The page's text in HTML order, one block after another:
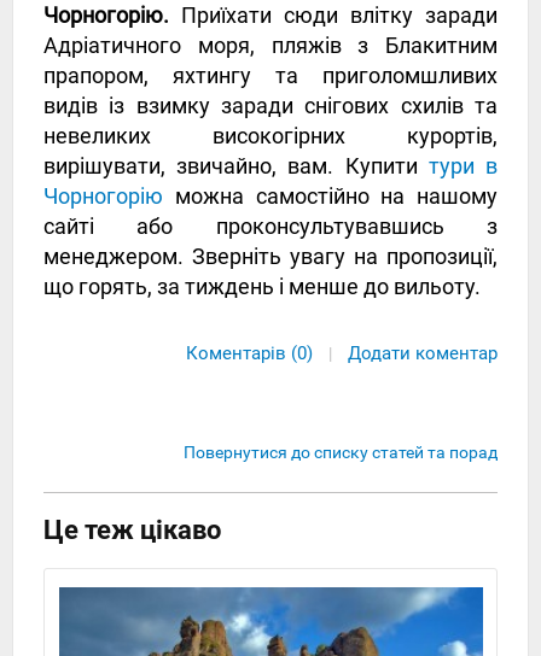
Чорногорію. Приїхати сюди влітку заради
Адріатичного моря, пляжів з Блакитним
прапором, яхтингу та приголомшливих
видів із взимку заради снігових схилів та
невеликих високогірних курортів,
вирішувати, звичайно, вам. Купити тури в
Чорногорію можна самостійно на нашому
сайті або проконсультувавшись з
менеджером. Зверніть увагу на пропозиції,
що горять, за тиждень і менше до вильоту.
Коментарів (0) | Додати коментар
Повернутися до списку статей та порад
Це теж цікаво